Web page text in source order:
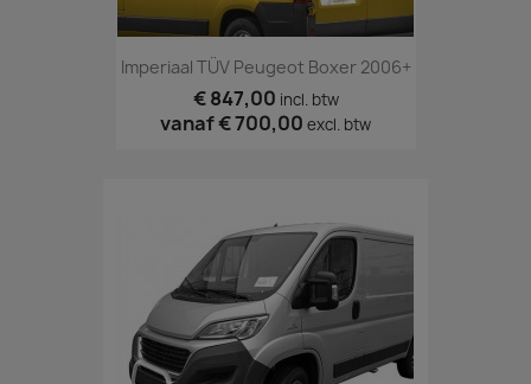
Imperiaal TÜV Peugeot Boxer 2006+
€ 847,00 incl. btw
vanaf€ 700,00 excl. btw